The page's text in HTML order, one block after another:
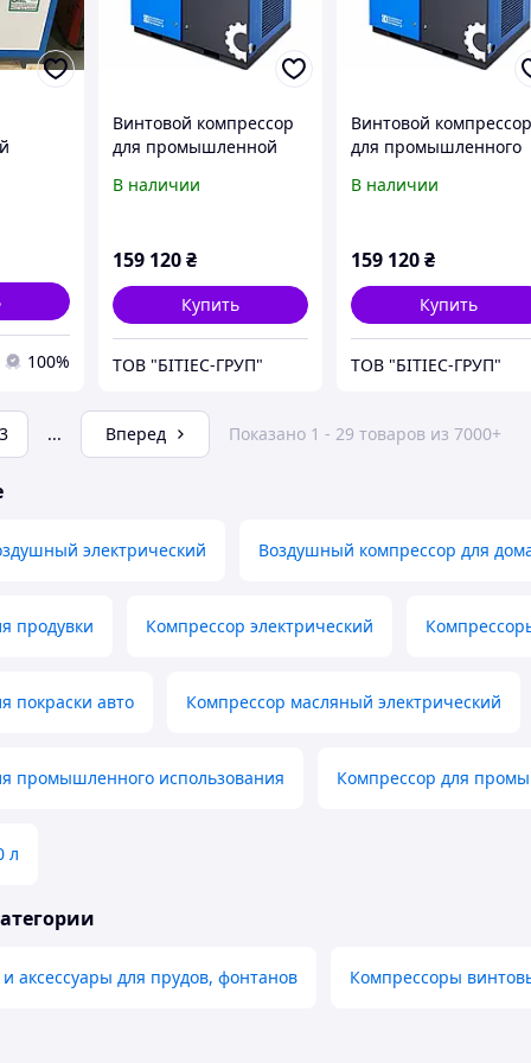
100%
Винтовой компрессор
для промышленной
30A 8 бар, 3,6 м³/мин
В наличии
159 120₴
Купить
ТОВ "БІТІЕС-ГРУП"
Винтовой
для промышленного
AT-30A 10 бар, 3,0 м³/
В наличии
159 120₴
Купить
ТОВ "БІТІЕС-ГРУП"
3 ... Вперед Показано 1 - 29 товаров из 7000+
электрический Воздушный компрессор для
продувки Компрессор электрический
покраски авто Компрессор масляный электрический
промышленного использования Компрессор для
л
аксессуары для прудов, фонтанов Компрессоры